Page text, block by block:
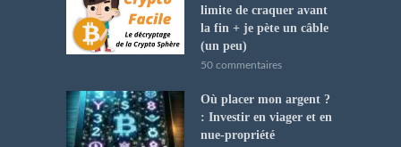
limite de craquer avant
la fin + je pète un câble
(un peu)
50 commentaires
Où placer mon argent ?
: Investir en viager et en
nue-propriété